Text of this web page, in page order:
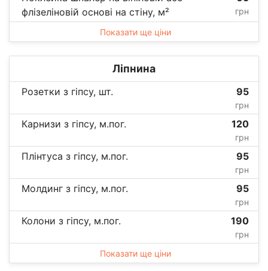
флізеліновій основі на стіну, м²
грн
Показати ще ціни
Ліпнина
Розетки з гіпсу, шт. 95
грн
Карнизи з гіпсу, м.пог. 120
грн
Плінтуса з гіпсу, м.пог. 95
грн
Молдинг з гіпсу, м.пог. 95
грн
Колони з гіпсу, м.пог. 190
грн
Показати ще ціни